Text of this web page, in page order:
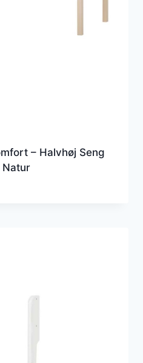
– Halvhøj Seng
Natur